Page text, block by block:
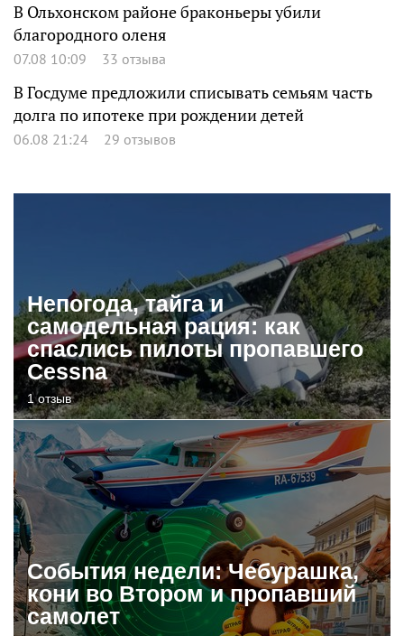
В Ольхонском районе браконьеры убили
благородного оленя
07.08 10:09 33 отзыва
В Госдуме предложили списывать семьям часть
долга по ипотеке при рождении детей
06.08 21:24 29 отзывов
Непогода, тайга и
самодельная рация: как
спаслись пилоты пропавшего
Cessna
1 отзыв
События недели: Чебурашка,
кони во Втором и пропавший
самолет